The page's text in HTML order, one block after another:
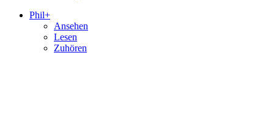
Phil+
Ansehen
Lesen
Zuhören